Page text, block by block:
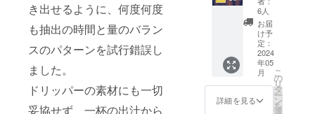
き出せるように、何度何度
も抽出の時間と量のバラン
スのパターンを試行錯誤し
ました。
ドリッパーの素材にも一切
妥協せず、一杯の出汁から
ますの
で、あ
らかじ
めご了
承くだ
さい。
温多湿
を避け
て保存
してく
ださい
賞味期
限：製
造より1
年 実際
クチ
ケット
を同封
してお
届けし
ます。
※チケッ
ト発行
から1年
（3パッ
ク入
り） 10
セット
「うま
味」が
繰り広
げる壮
大な宇
宙へあ
6人
お届
け予
定：
2024
年05
月
詳細を見る
こ
の
リ
タ
ー
ン
を